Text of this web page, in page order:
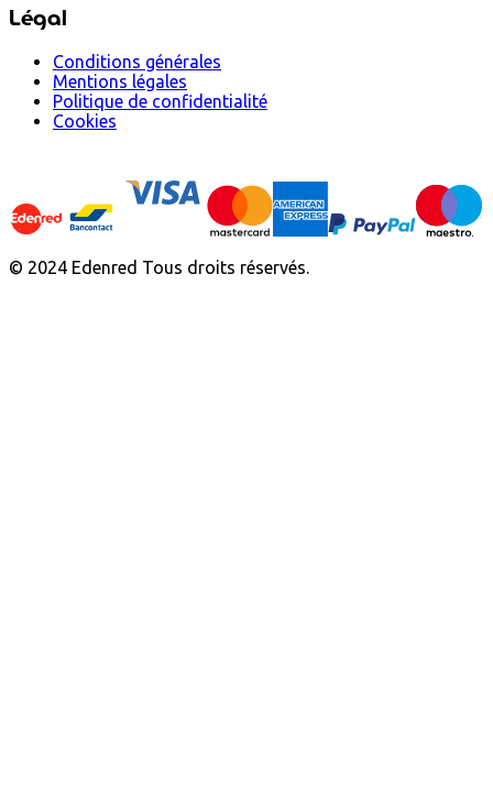
Légal
Conditions générales
Mentions légales
Politique de confidentialité
Cookies
© 2024 Edenred Tous droits réservés.